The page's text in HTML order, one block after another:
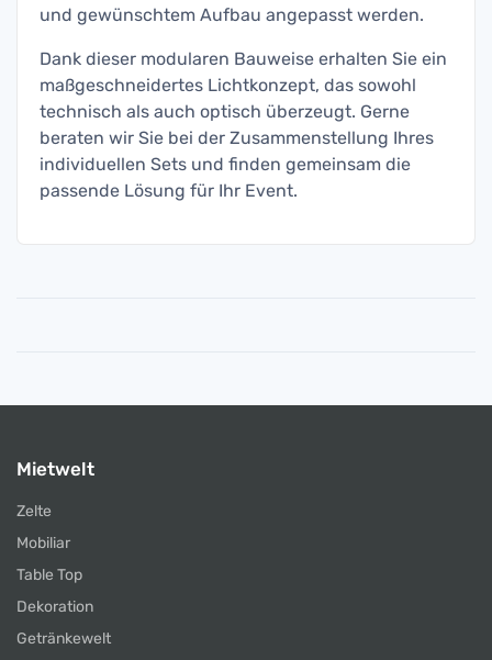
und gewünschtem Aufbau angepasst werden.
Dank dieser modularen Bauweise erhalten Sie ein
maßgeschneidertes Lichtkonzept, das sowohl
technisch als auch optisch überzeugt. Gerne
beraten wir Sie bei der Zusammenstellung Ihres
individuellen Sets und finden gemeinsam die
passende Lösung für Ihr Event.
Mietwelt
Zelte
Mobiliar
Table Top
Dekoration
Getränkewelt